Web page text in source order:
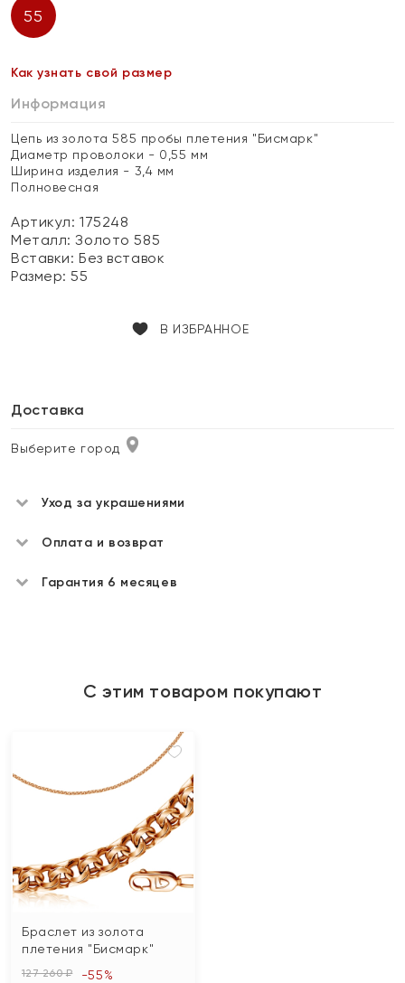
55
Как узнать свой размер
Информация
Цепь из золота 585 пробы плетения "Бисмарк"
Диаметр проволоки - 0,55 мм
Ширина изделия - 3,4 мм
Полновесная
Артикул: 175248
Металл:Золото 585
Вставки:Без вставок
Размер:55
В ИЗБРАННОЕ
Доставка
Выберите город
Уход за украшениями
Оплата и возврат
Гарантия 6 месяцев
С этим товаром покупают
Браслет из золота
плетения "Бисмарк"
127 260 ₽ -55%